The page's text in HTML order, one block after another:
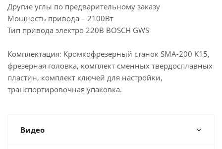
Другие углы по предварительному заказу
Мощность привода – 2100Вт
Тип привода электро 220В BOSCH GWS
Комплектация: Кромкофрезерный станок SMA-200 K15,
фрезерная головка, комплект сменных твердосплавных
пластин, комплект ключей для настройки,
транспортировочная упаковка.
Видео